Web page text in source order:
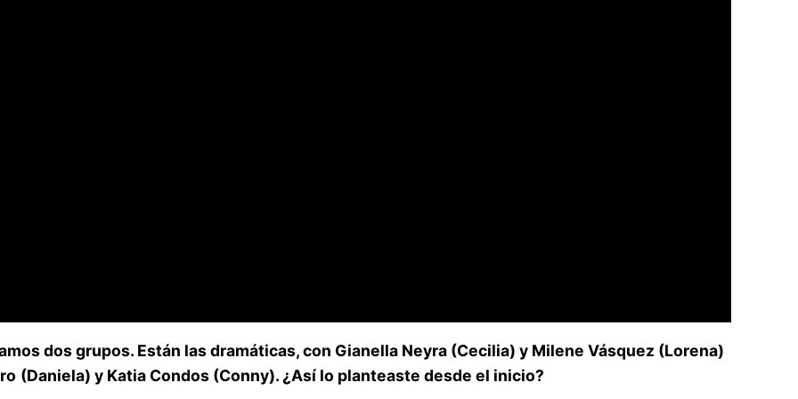
dos grupos. Están las dramáticas, con Gianella Neyra (Cecilia) y Milene Vásquez (Lorena)
(Daniela) y Katia Condos (Conny). ¿Así lo planteaste desde el inicio?